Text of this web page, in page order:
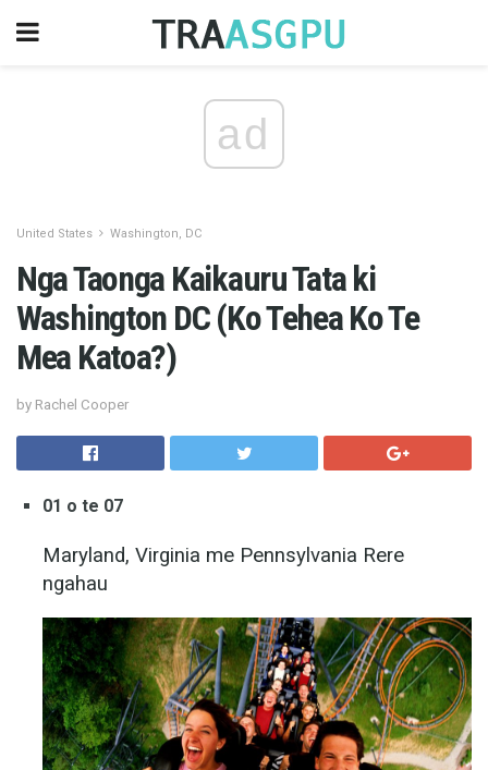
ad
United States Washington, DC
Nga Taonga Kaikauru Tata ki
Washington DC (Ko Tehea Ko Te
Mea Katoa?)
by Rachel Cooper
01 o te 07
Maryland, Virginia me Pennsylvania Rere
ngahau